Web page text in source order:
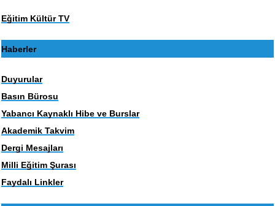
Eğitim Kültür TV
Haberler
Duyurular
Basın Bürosu
Yabancı Kaynaklı Hibe ve Burslar
Akademik Takvim
Dergi Mesajları
Milli Eğitim Şurası
Faydalı Linkler